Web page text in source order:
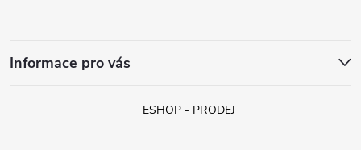
Informace pro vás
ESHOP - PRODEJ